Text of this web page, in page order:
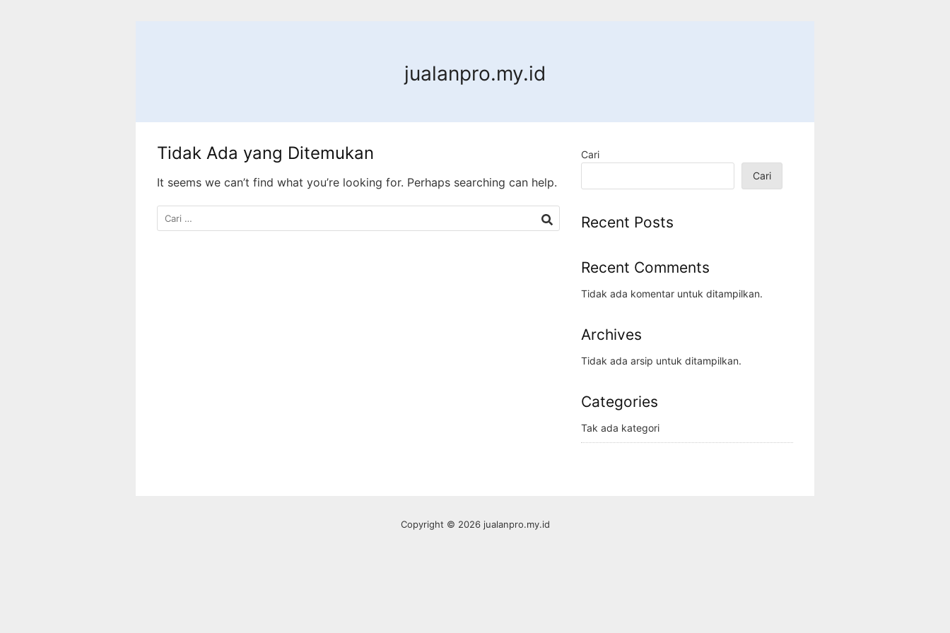
jualanpro.my.id
Tidak Ada yang Ditemukan
It seems we can’t find what you’re looking for. Perhaps searching can help.
Cari
untuk:
Cari
Cari
Recent Posts
Recent Comments
Tidak ada komentar untuk ditampilkan.
Archives
Tidak ada arsip untuk ditampilkan.
Categories
Tak ada kategori
Copyright © 2026 jualanpro.my.id